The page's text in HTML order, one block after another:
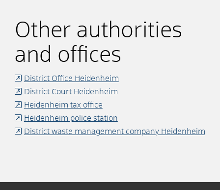
Other authorities
and offices
District Office Heidenheim
District Court Heidenheim
Heidenheim tax office
Heidenheim police station
District waste management company Heidenheim